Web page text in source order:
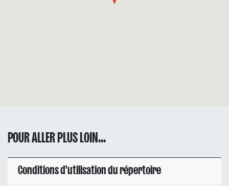
POUR ALLER PLUS LOIN...
Conditions d'utilisation du répertoire